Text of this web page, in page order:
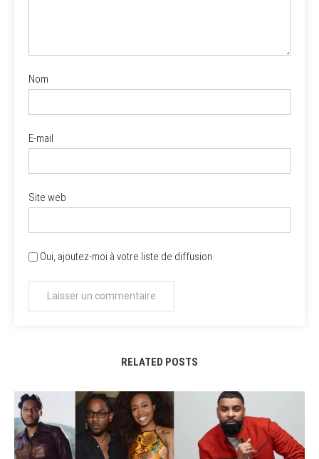
Nom
E-mail
Site web
Oui, ajoutez-moi à votre liste de diffusion.
RELATED POSTS